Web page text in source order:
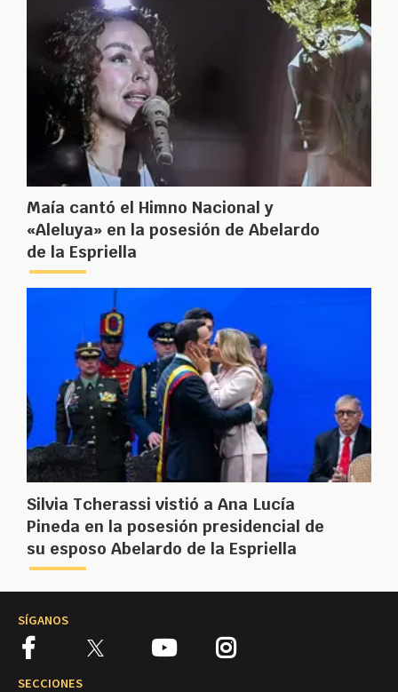
Maía cantó el Himno Nacional y
«Aleluya» en la posesión de Abelardo
de la Espriella
Silvia Tcherassi vistió a Ana Lucía
Pineda en la posesión presidencial de
su esposo Abelardo de la Espriella
SÍGANOS
SECCIONES